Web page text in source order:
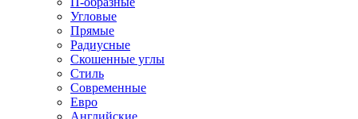
Угловые
Прямые
Радиусные
Скошенные углы
Стиль
Современные
Евро
Английские